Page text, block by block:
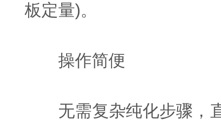
板定量)。
操作简便
无需复杂纯化步骤，直